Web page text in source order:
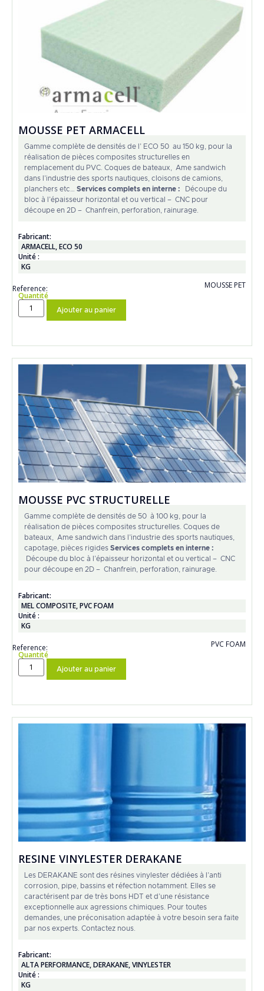
MOUSSE PET ARMACELL
Gamme complète de densités de l’ ECO 50 au 150 kg, pour la
réalisation de pièces composites structurelles en
remplacement du PVC. Coques de bateaux, Ame sandwich
dans l’industrie des sports nautiques, cloisons de camions,
planchers etc… Services complets en interne : Découpe du
bloc à l’épaisseur horizontal et ou vertical – CNC pour
découpe en 2D – Chanfrein, perforation, rainurage.
Fabricant:
ARMACELL,ECO 50
Unité :
KG
Reference:
MOUSSE PET
Quantité
Ajouter au panier
MOUSSE PVC STRUCTURELLE
Gamme complète de densités de 50 à 100 kg, pour la
réalisation de pièces composites structurelles. Coques de
bateaux, Ame sandwich dans l’industrie des sports nautiques,
capotage, pièces rigides Services complets en interne :
Découpe du bloc à l’épaisseur horizontal et ou vertical – CNC
pour découpe en 2D – Chanfrein, perforation, rainurage.
Fabricant:
MEL COMPOSITE,PVC FOAM
Unité :
KG
Reference:
PVC FOAM
Quantité
Ajouter au panier
RESINE VINYLESTER DERAKANE
Les DERAKANE sont des résines vinylester dédiées à l’anti
corrosion, pipe, bassins et réfection notamment. Elles se
caractérisent par de très bons HDT et d’une résistance
exceptionnelle aux agressions chimiques. Pour toutes
demandes, une préconisation adaptée à votre besoin sera faite
par nos experts. Contactez nous.
Fabricant:
ALTA PERFORMANCE,DERAKANE,VINYLESTER
Unité :
KG